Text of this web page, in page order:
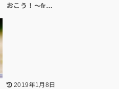
おこう！～fr…
2019年1月8日